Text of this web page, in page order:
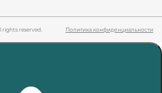
rights reserved. Политика конфиденциальности